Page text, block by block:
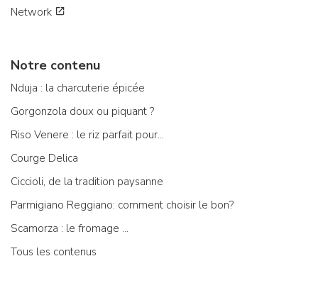
Network
Notre contenu
Nduja : la charcuterie épicée
Gorgonzola doux ou piquant ?
Riso Venere : le riz parfait pour...
Courge Delica
Ciccioli, de la tradition paysanne
Parmigiano Reggiano: comment choisir le bon?
Scamorza : le fromage ...
Tous les contenus